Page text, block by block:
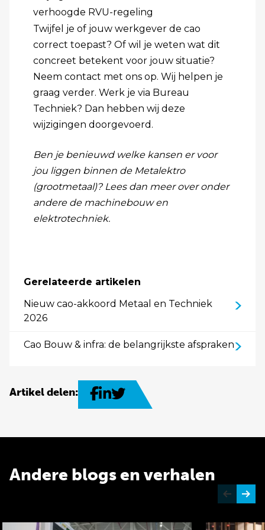
verhoogde RVU-regeling
Twijfel je of jouw werkgever de cao
correct toepast? Of wil je weten wat dit
concreet betekent voor jouw situatie?
Neem contact met ons op. Wij helpen je
graag verder. Werk je via Bureau
Techniek? Dan hebben wij deze
wijzigingen doorgevoerd.
Ben je benieuwd welke kansen er voor
jou liggen binnen de Metalektro
(grootmetaal)? Lees dan meer over onder
andere de machinebouwen
elektrotechniek.
Gerelateerde artikelen
Nieuw cao-akkoord Metaal en Techniek
2026
Cao Bouw & infra: de belangrijkste afspraken
Artikel delen:
Andere blogs en verhalen